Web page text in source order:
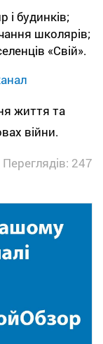
і будинків;
школярів;
«Свій».
життя та
війни.
Переглядів: 247